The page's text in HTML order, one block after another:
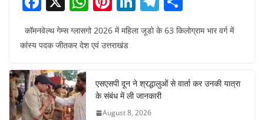
a
c
b
o
o
h
at
s
A
p
p
nt
er
st
k
dI
n
e
a
m
h
ar
कॉमनवेल्थ गेम्स ग्लासगो 2026 में महिला जूडो के 63 किलोग्राम भार वर्ग में
कांस्य पदक जीतकर देश एवं उत्तराखंड
एसएसपी दून ने श्रद्धालुओं से वार्ता कर उनकी यात्रा
के संबंध में ली जानकारी
August 8, 2026